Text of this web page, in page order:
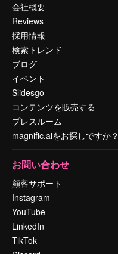
会社概要
Reviews
採用情報
検索トレンド
ブログ
イベント
Slidesgo
コンテンツを販売する
プレスルーム
magnific.aiをお探しですか？
お問い合わせ
顧客サポート
Instagram
YouTube
LinkedIn
TikTok